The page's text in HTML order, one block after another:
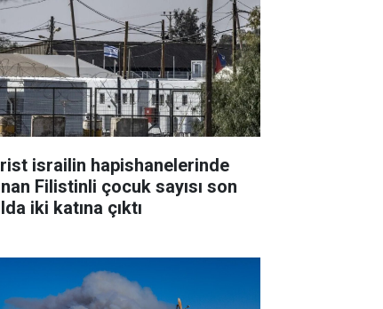
israilin hapishanelerinde
Filistinli çocuk sayısı son
iki katına çıktı